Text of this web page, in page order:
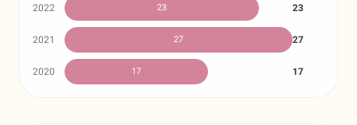
2022 23 23
2021 27 27
2020 17 17